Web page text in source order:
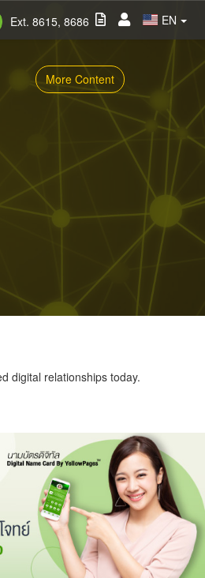
EN
Ext. 8615, 8686
More Content
digital relationships today.